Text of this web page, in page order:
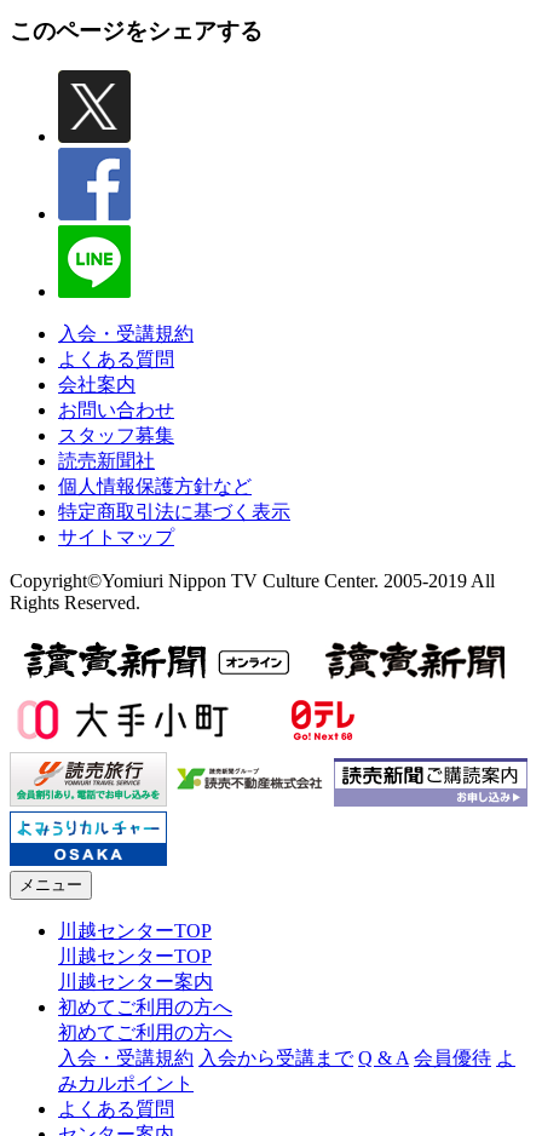
このページをシェアする
入会・受講規約
よくある質問
会社案内
お問い合わせ
スタッフ募集
読売新聞社
個人情報保護方針など
特定商取引法に基づく表示
サイトマップ
Copyright©Yomiuri Nippon TV Culture Center. 2005-2019 All
Rights Reserved.
メニュー
川越センターTOP
川越センターTOP
川越センター案内
初めてご利用の方へ
初めてご利用の方へ
入会・受講規約 入会から受講まで Q & A 会員優待 よ
みカルポイント
よくある質問